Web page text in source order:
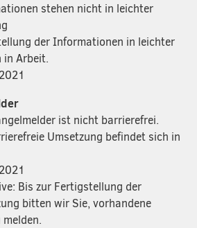
stehen nicht in leichter
der Informationen in leichter
in Arbeit.
ist nicht barrierefrei.
Umsetzung befindet sich in
Bis zur Fertigstellung der
bitten wir Sie, vorhandene